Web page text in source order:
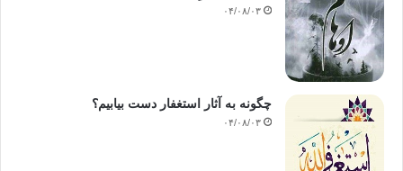
۰۴/۰۸/۰۳
چگونه به آثار استغفار دست بیابیم؟
۰۴/۰۸/۰۳